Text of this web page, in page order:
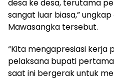
desa ke desa, terutama
sangat luar biasa,”
Mawasangka tersebut.
“Kita mengapresiasi kerja
pelaksana bupati
saat ini bergerak untuk